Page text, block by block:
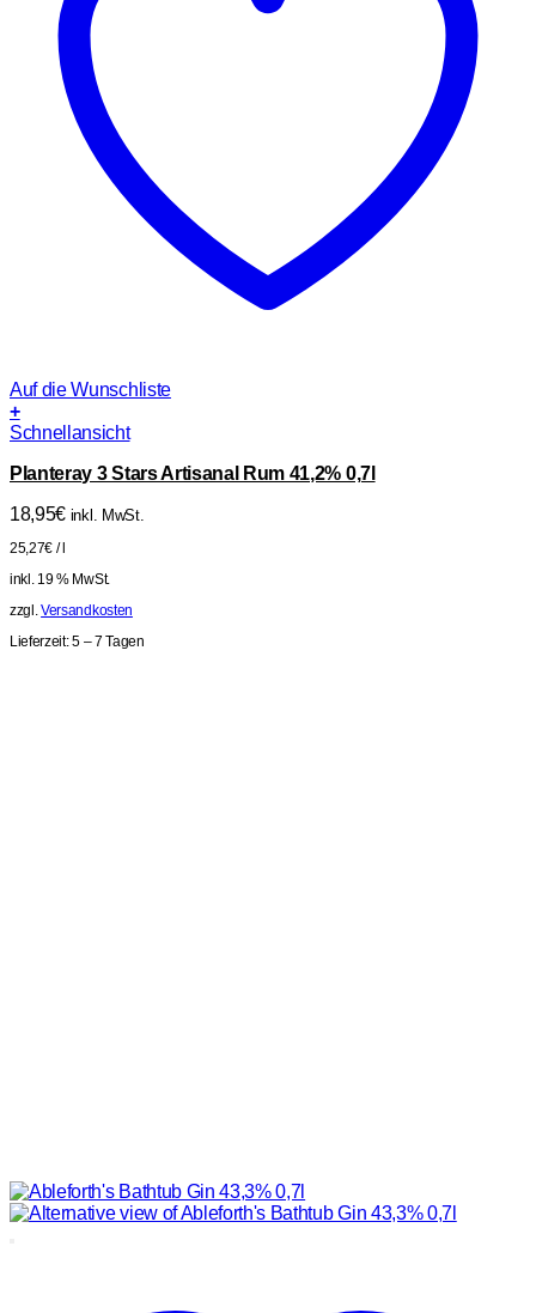
Auf die Wunschliste
+
Schnellansicht
Planteray 3 Stars Artisanal Rum 41,2% 0,7l
18,95€ inkl. MwSt.
25,27€ /l
inkl. 19 % MwSt.
zzgl.Versandkosten
Lieferzeit:5 – 7 Tagen